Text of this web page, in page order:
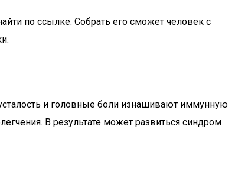
по ссылке. Собрать его сможет человек с
и головные боли изнашивают иммунную
В результате может развиться синдром